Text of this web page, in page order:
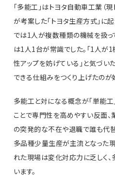
「多能工」はトヨタ自動車工業（
が考案した「トヨタ生産方式」に
では1人が複数種類の機械を扱っ
は1人1台が常識でした。「1人
性アップを妨げている」と気づい
できる仕組みをつくり上げたのが
多能工と対になる概念が「単能工
ことで専門性を高めやすい反面、
の突発的な不在や退職で誰も代
多品種少量生産が主流となった
れた現場は変化対応力に乏しく
います。